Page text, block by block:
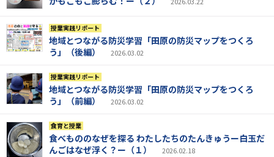
授業実践リポート
地域とつながる防災学習「田原の防災マップをつくろ
う」（後編）
2026.03.02
授業実践リポート
地域とつながる防災学習「田原の防災マップをつくろ
う」（前編）
2026.03.02
食育と授業
食べもののなぜを探る わたしたちのたんきゅうー白玉だ
んごはなぜ浮く？ー（１）
2026.02.18